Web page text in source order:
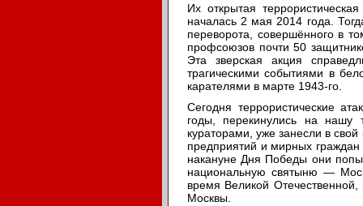
Их открытая
началась 2 мая 2014 года.
переворота, совершённого в
профсоюзов почти 50
Эта зверская акция
трагическими событиями в
карателями в марте 1943-го.
Сегодня террористические
годы, перекинулись на нашу
кураторами, уже занесли в
предприятий и мирных граждан
накануне Дня Победы они
национальную святыню —
время Великой
Москвы.